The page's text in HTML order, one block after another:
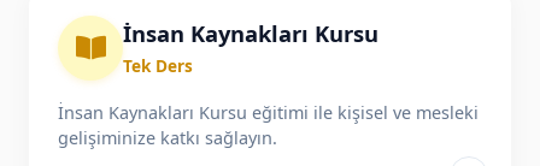
Mesleki Eğitim
Kişisel Gelişim / Beceri
İnsan Kaynakları Kursu
Tek Ders
İnsan Kaynakları Kursu eğitimi ile kişisel ve mesleki
gelişiminize katkı sağlayın.